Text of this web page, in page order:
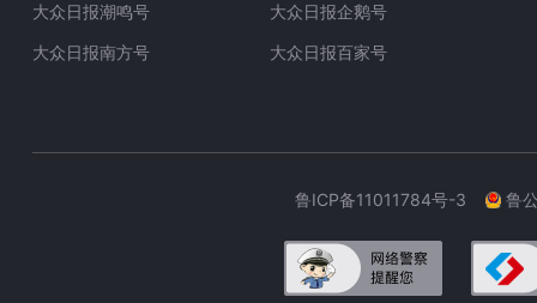
大众日报潮鸣号
大众日报南方号
大众日报企鹅号
大众日报百家号
鲁ICP备11011784号-3 鲁